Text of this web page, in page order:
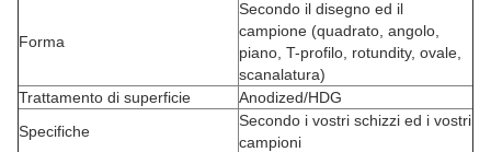
Forma
Secondo il disegno ed il
campione (quadrato, angolo,
piano, T-profilo, rotundity, ovale,
scanalatura)
Trattamento di superficie
Anodized/HDG
Specifiche
Secondo i vostri schizzi ed i vostri
campioni